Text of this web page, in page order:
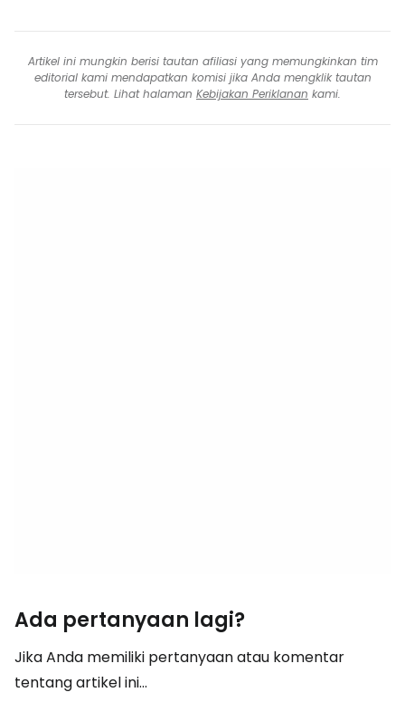
Artikel ini mungkin berisi tautan afiliasi yang memungkinkan tim
editorial kami mendapatkan komisi jika Anda mengklik tautan
tersebut. Lihat halaman Kebijakan Periklanan kami.
Ada pertanyaan lagi?
Jika Anda memiliki pertanyaan atau komentar
tentang artikel ini...